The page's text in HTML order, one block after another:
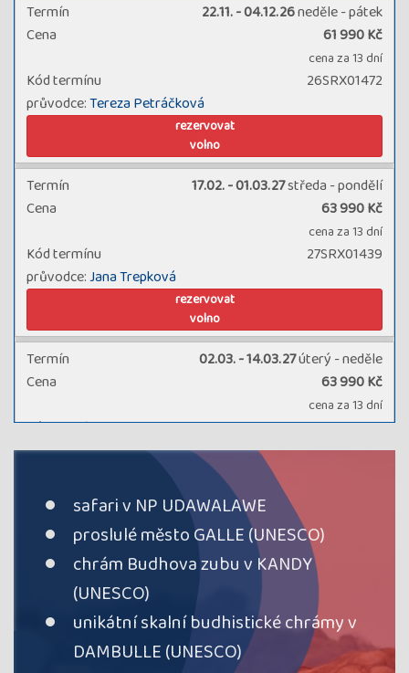
Termín 22.11. - 04.12.26neděle - pátek
průvodce:Tereza Petráčková
Kód termínu 26SRX01472
Cena 61 990 Kč
cena za 13 dní
rezervovat
volno
Termín 17.02. - 01.03.27středa - pondělí
průvodce:Jana Trepková
Kód termínu 27SRX01439
Cena 63 990 Kč
cena za 13 dní
rezervovat
volno
Termín 02.03. - 14.03.27úterý - neděle
průvodce:Jitka Herzánová
Kód termínu 27SRX02439
Cena 63 990 Kč
cena za 13 dní
rezervovat
Termín 08.07. - 20.07.27čtvrtek - úterý
průvodce:Jitka Herzánová
Kód termínu 27SRX01446
Cena
cena za 13 dní
rezervovat
safari v NP UDAWALAWE
proslulé město GALLE (UNESCO)
chrám Budhova zubu v KANDY
(UNESCO)
unikátní skalní budhistické chrámy v
DAMBULLE (UNESCO)